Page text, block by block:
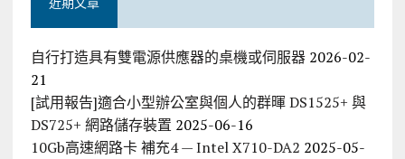
自行打造具有雙電源供應器的桌機或伺服器 2026-02-
21
[試用報告]適合小型辦公室與個人的群暉 DS1525+ 與
DS725+ 網路儲存裝置 2025-06-16
10Gb高速網路卡 補充4 — Intel X710-DA2 2025-05-